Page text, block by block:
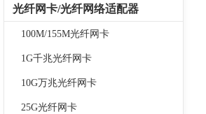
光纤网卡/光纤网络适配器
100M/155M光纤网卡
1G千兆光纤网卡
10G万兆光纤网卡
25G光纤网卡